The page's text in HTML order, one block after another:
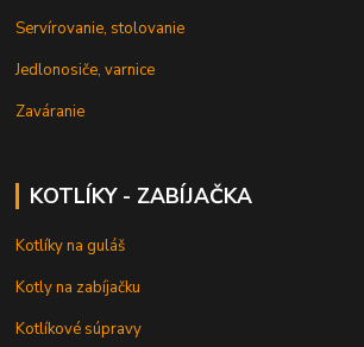
Servírovanie, stolovanie
Jedlonosiče, varnice
Zaváranie
KOTLÍKY - ZABÍJAČKA
Kotlíky na guláš
Kotly na zabíjačku
Kotlíkové súpravy